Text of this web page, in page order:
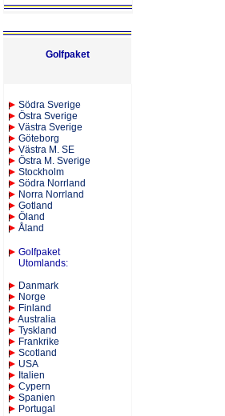
Golfpaket
Södra Sverige
Östra Sverige
Västra Sverige
Göteborg
Västra M. SE
Östra M. Sverige
Stockholm
Södra Norrland
Norra Norrland
Gotland
Öland
Åland
Golfpaket
Utomlands:
Danmark
Norge
Finland
Australia
Tyskland
Frankrike
Scotland
USA
Italien
Cypern
Spanien
Portugal